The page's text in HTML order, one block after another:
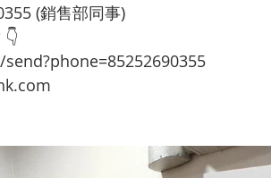
(銷售部同事)